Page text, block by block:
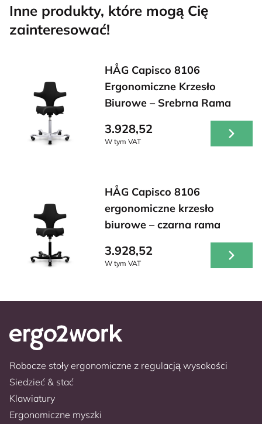
Inne produkty, które mogą Cię
zainteresować!
HÅG Capisco 8106
Ergonomiczne Krzesło
Biurowe – Srebrna Rama
3.928,52
W tym VAT
HÅG Capisco 8106
ergonomiczne krzesło
biurowe – czarna rama
3.928,52
W tym VAT
Robocze stoły ergonomiczne z regulacją wysokości
Siedzieć & stać
Klawiatury
Ergonomiczne myszki